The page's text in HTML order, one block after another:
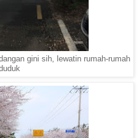
gini sih, lewatin rumah-rumah